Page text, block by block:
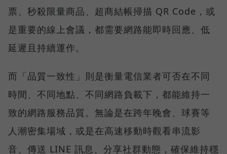
票、秒殺限量商品、超商結帳掃描 QR Code，或
是重要的線上會議，都需要網路能即時回應、低
延遲且持續運作。
而「品質一致性」則是衡量電信業者可否在不同
時間、不同地點、不同網路負載下，都能維持一
致的網路服務品質。無論是在跨年晚會、球賽等
人潮密集場域，或是在高速移動時觀看串流影
音、傳送 LINE 訊息、分享社群動態，確保維持穩